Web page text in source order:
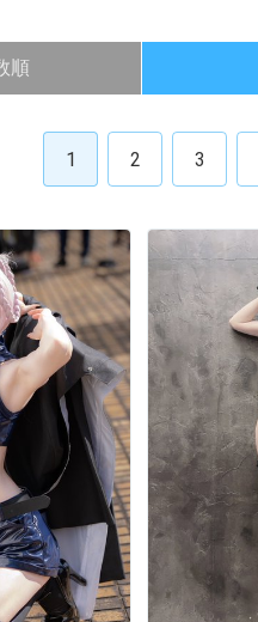
順
1 2 3